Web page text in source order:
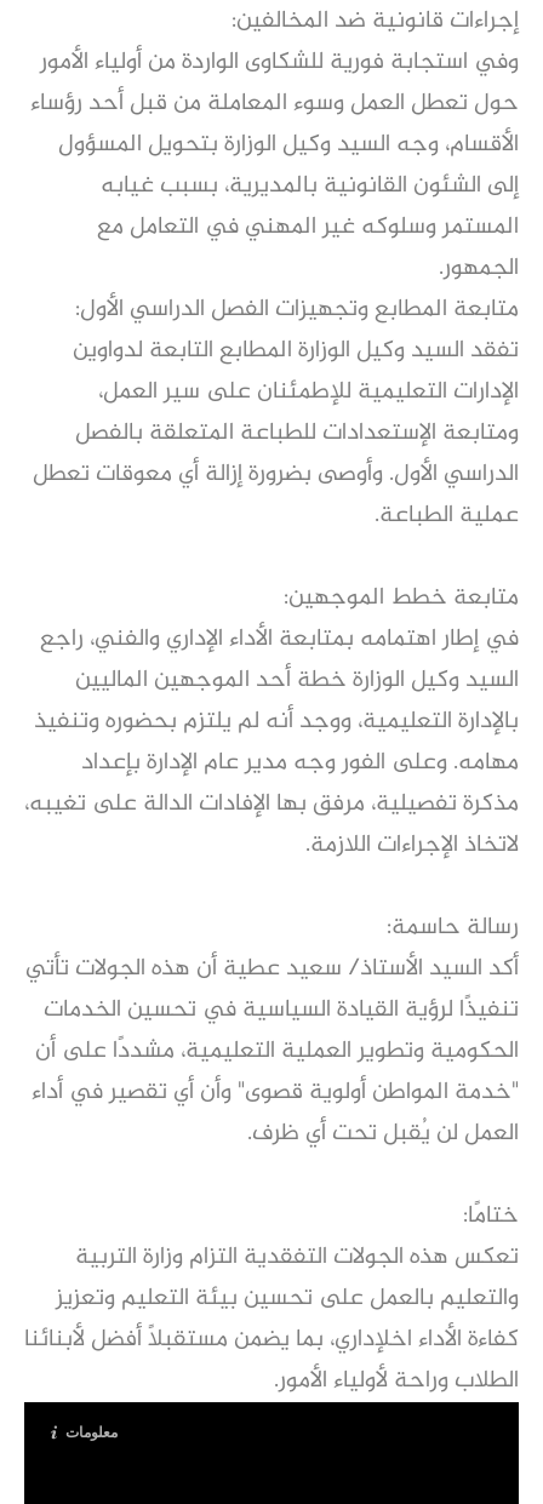
إجراءات قانونية ضد المخالفين:
وفي استجابة فورية للشكاوى الواردة من أولياء الأمور
حول تعطل العمل وسوء المعاملة من قبل أحد رؤساء
الأقسام، وجه السيد وكيل الوزارة بتحويل المسؤول
إلى الشئون القانونية بالمديرية، بسبب غيابه
المستمر وسلوكه غير المهني في التعامل مع
الجمهور.
متابعة المطابع وتجهيزات الفصل الدراسي الأول:
تفقد السيد وكيل الوزارة المطابع التابعة لدواوين
الإدارات التعليمية للإطمئنان على سير العمل،
ومتابعة الإستعدادات للطباعة المتعلقة بالفصل
الدراسي الأول. وأوصى بضرورة إزالة أي معوقات تعطل
عملية الطباعة.
متابعة خطط الموجهين:
في إطار اهتمامه بمتابعة الأداء الإداري والفني، راجع
السيد وكيل الوزارة خطة أحد الموجهين الماليين
بالإدارة التعليمية، ووجد أنه لم يلتزم بحضوره وتنفيذ
مهامه. وعلى الفور وجه مدير عام الإدارة بإعداد
مذكرة تفصيلية، مرفق بها الإفادات الدالة على تغيبه،
لاتخاذ الإجراءات اللازمة.
رسالة حاسمة:
أكد السيد الأستاذ/ سعيد عطية أن هذه الجولات تأتي
تنفيذًا لرؤية القيادة السياسية في تحسين الخدمات
الحكومية وتطوير العملية التعليمية، مشددًا على أن
"خدمة المواطن أولوية قصوى" وأن أي تقصير في أداء
العمل لن يُقبل تحت أي ظرف.
ختامًا:
تعكس هذه الجولات التفقدية التزام وزارة التربية
والتعليم بالعمل على تحسين بيئة التعليم وتعزيز
كفاءة الأداء اخلإداري، بما يضمن مستقبلًا أفضل لأبنائنا
الطلاب وراحة لأولياء الأمور.
معلومات